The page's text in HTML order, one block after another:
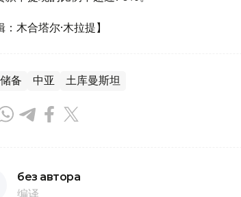
：木合塔尔·木拉提】
备 中亚 土库曼斯坦
без автора
编译